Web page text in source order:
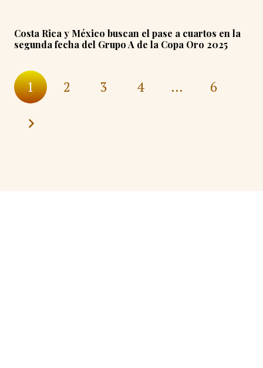
Costa Rica y México buscan el pase a cuartos en la
segunda fecha del Grupo A de la Copa Oro 2025
1 2 3 4 … 6